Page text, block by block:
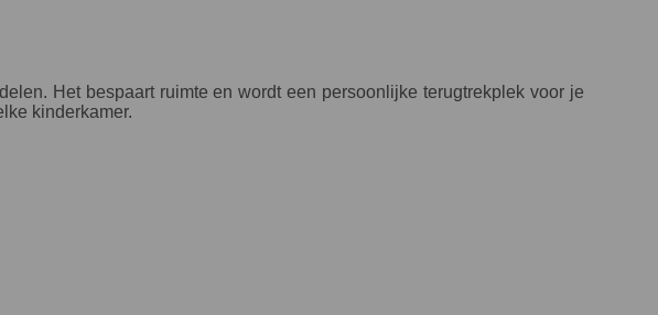
Het bespaart ruimte en wordt een persoonlijke terugtrekplek voor je
kinderkamer.